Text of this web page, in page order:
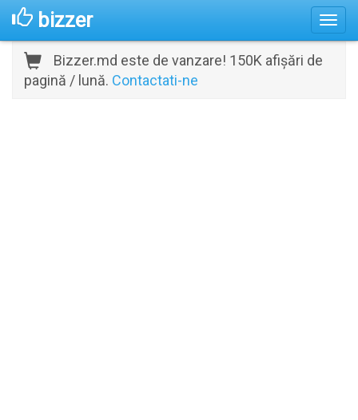
bizzer
Bizzer.md este de vanzare! 150K afișări de
pagină / lună. Contactati-ne